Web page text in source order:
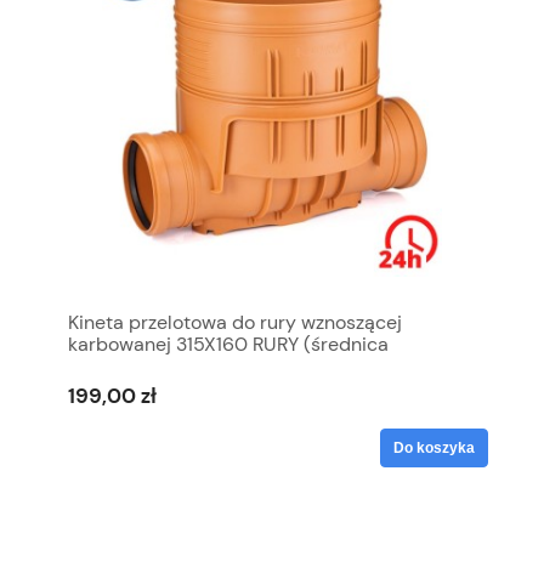
Kineta przelotowa do rury wznoszącej
karbowanej 315X160 RURY (średnica
199,00 zł
Do koszyka